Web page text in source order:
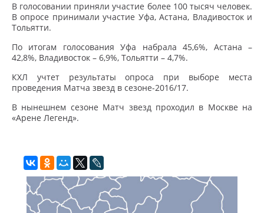
В голосовании приняли участие более 100 тысяч человек.
В опросе принимали участие Уфа, Астана, Владивосток и
Тольятти.
По итогам голосования Уфа набрала 45,6%, Астана –
42,8%, Владивосток – 6,9%, Тольятти – 4,7%.
КХЛ учтет результаты опроса при выборе места
проведения Матча звезд в сезоне-2016/17.
В нынешнем сезоне Матч звезд проходил в Москве на
«Арене Легенд».